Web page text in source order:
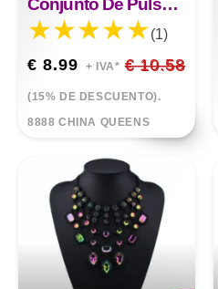
Conjunto De Pulsera De Gargantilla De Collar Exagerado
(1)
€ 8.99 + IVA* € 10.58
(15% DE DESCUENTO).
8888 CHINA QUEENS